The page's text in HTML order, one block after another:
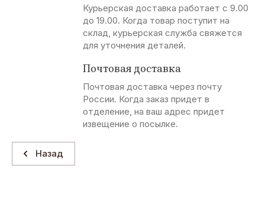
Курьерская доставка работает с 9.00
до 19.00. Когда товар поступит на
склад, курьерская служба свяжется
для уточнения деталей.
Почтовая доставка
Почтовая доставка через почту
России. Когда заказ придет в
отделение, на ваш адрес придет
извещение о посылке.
Назад